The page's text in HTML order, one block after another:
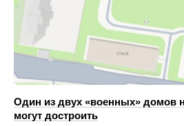
Один из двух «военных» домов
могут достроить